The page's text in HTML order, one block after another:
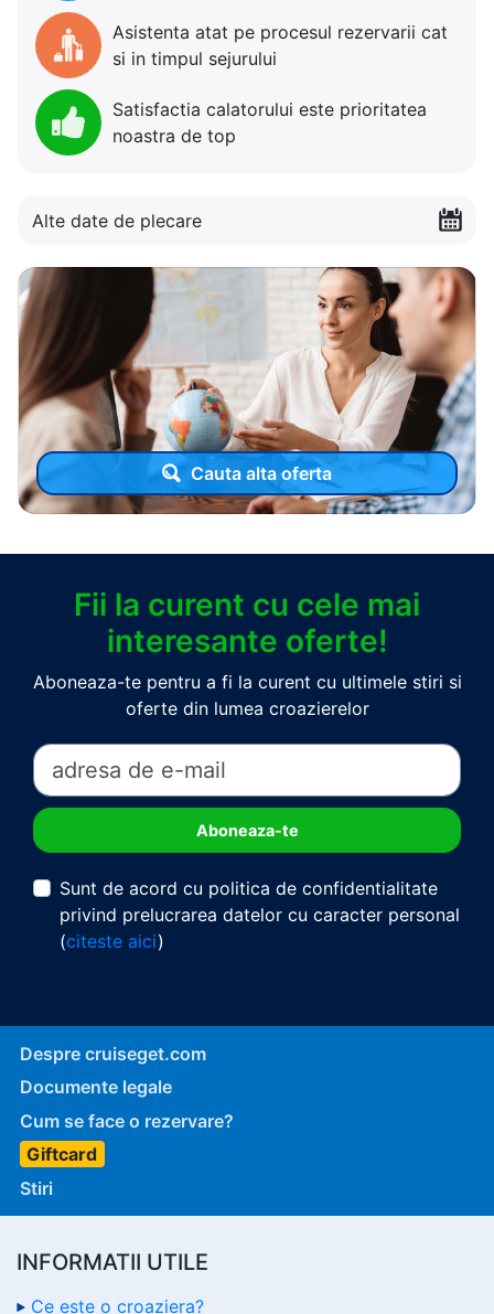
Asistenta atat pe procesul rezervarii cat
si in timpul sejurului
Satisfactia calatorului este prioritatea
noastra de top
Alte date de plecare
Cauta alta oferta
Fii la curent cu cele mai
interesante oferte!
Aboneaza-te pentru a fi la curent cu ultimele stiri si
oferte din lumea croazierelor
Sunt de acord cu politica de confidentialitate
privind prelucrarea datelor cu caracter personal
(citeste aici)
Despre cruiseget.com
Documente legale
Cum se face o rezervare?
Giftcard
Stiri
INFORMATII UTILE
Ce este o croaziera?